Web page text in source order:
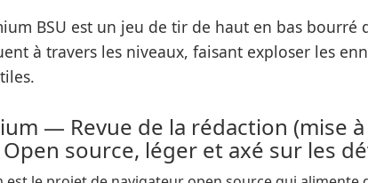
BSU est un jeu de tir de haut en bas bourré
à travers les niveaux, faisant exploser les
— Revue de la rédaction (mise
Open source, léger et axé sur les